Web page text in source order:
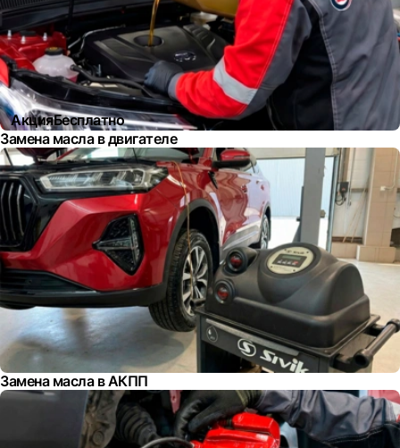
АкцияБесплатно
Замена масла в двигателе
Замена масла в АКПП